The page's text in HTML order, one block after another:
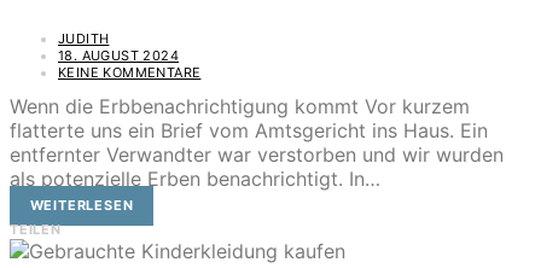
JUDITH
18. AUGUST 2024
KEINE KOMMENTARE
Wenn die Erbbenachrichtigung kommt Vor kurzem
flatterte uns ein Brief vom Amtsgericht ins Haus. Ein
entfernter Verwandter war verstorben und wir wurden
als potenzielle Erben benachrichtigt. In…
WEITERLESEN
TEILEN